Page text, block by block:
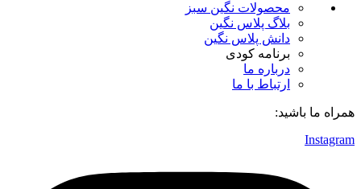
محصولات نگین سبز
بلاگ پلاس نگین
دانش پلاس نگین
برنامه کودی
درباره ما
ارتباط با ما
همراه ما باشید:
Instagram